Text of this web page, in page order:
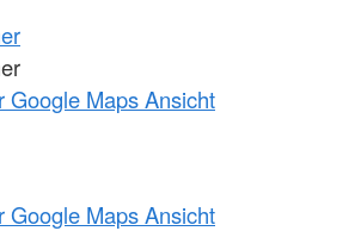
Google Maps Ansicht
Google Maps Ansicht